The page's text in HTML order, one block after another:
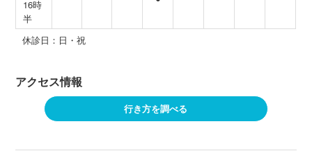
16時
半
休診日：日・祝
アクセス情報
行き方を調べる